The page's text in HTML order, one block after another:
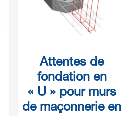
Attentes de
fondation en
« U » pour murs
de maçonnerie en